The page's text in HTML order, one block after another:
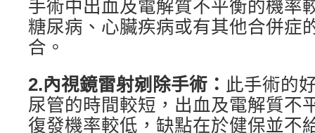
手術中出血及電解質不平衡的機率
糖尿病、心臟疾病或有其他合併症
合。
2.內視鏡雷射剜除手術： 此手術的
尿管的時間較短，出血及電解質不
復發機率較低，缺點在於健保並不